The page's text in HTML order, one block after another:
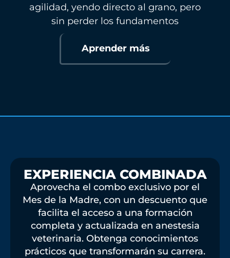
agilidad, yendo directo al grano, pero
sin perder los fundamentos
Aprender más
EXPERIENCIA COMBINADA
Aprovecha el combo exclusivo por el
Mes de la Madre, con un descuento que
facilita el acceso a una formación
completa y actualizada en anestesia
veterinaria. Obtenga conocimientos
prácticos que transformarán su carrera.